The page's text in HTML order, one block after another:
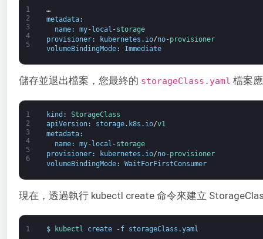
1
2
3
4
5
…
metadata:
name: my-local -storage
provisioner: kubernetes . io/no-provisioner
volumeBindingMode: Immediate
儲存並退出檔案，您最終的 storageClass.yaml 檔案
1
2
3
4
5
6
kind :
StorageClass
apiVersion: storage. k8s . io/v1
metadata:
name: my- local -storage
provisioner: kubernetes . io/no-provisioner
volumeBindingMode: WaitForFirstConsumer
現在，透過執行 kubectl create 命令來建立
1 $ kubectl create -f storageClass .yaml